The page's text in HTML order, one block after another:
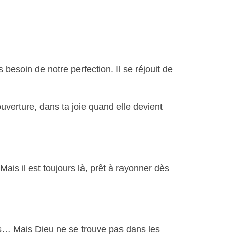
besoin de notre perfection. Il se réjouit de
dans ta joie quand elle devient
il est toujours là, prêt à rayonner dès
Mais Dieu ne se trouve pas dans les